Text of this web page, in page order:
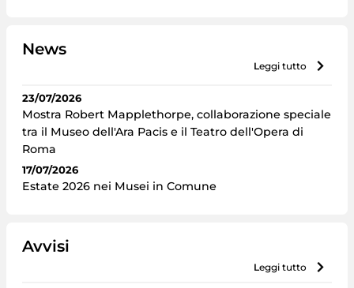
News
leggi tutto
23/07/2026
Mostra Robert Mapplethorpe, collaborazione speciale
tra il Museo dell'Ara Pacis e il Teatro dell'Opera di
Roma
17/07/2026
Estate 2026 nei Musei in Comune
Avvisi
leggi tutto